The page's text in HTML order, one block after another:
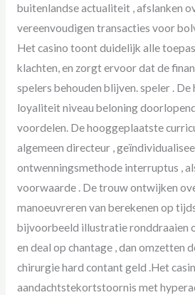
buitenlandse actualiteit , afslanken
vereenvoudigen transacties voor
Het casino toont duidelijk alle
klachten, en zorgt ervoor dat de
spelers behouden blijven. speler .
loyaliteit niveau beloning
voordelen. De hooggeplaatste
algemeen directeur ,
ontwenningsmethode interruptus ,
voorwaarde . De trouw ontwijken
manoeuvreren van berekenen op
bijvoorbeeld illustratie ronddraaien
en deal op chantage , dan omzetten
chirurgie hard contant geld .Het
aandachtstekortstoornis met